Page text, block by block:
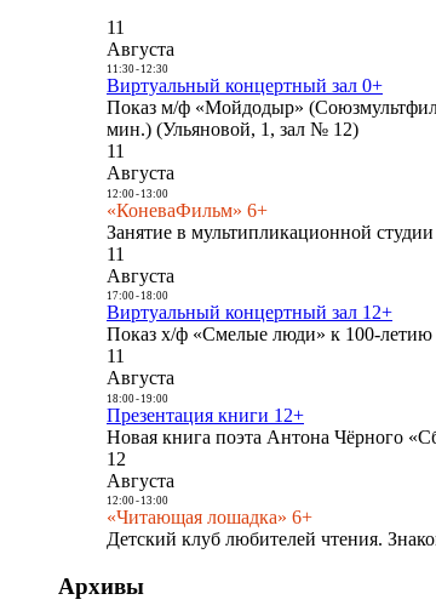
11
Августа
11:30- 12:30
Виртуальный концертный зал 0+
Показ м/ф «Мойдодыр»
мин.) (Ульяновой, 1, зал № 12)
11
Августа
12:00- 13:00
«КоневаФильм» 6+
Занятие в мультипликационной
11
Августа
17:00- 18:00
Виртуальный концертный зал 12+
Показ х/ф «Смелые люди» к 100-летию
11
Августа
18:00- 19:00
Презентация книги 12+
Новая книга поэта Антона Чёрного
12
Августа
12:00- 13:00
«Читающая лошадка» 6+
Детский клуб любителей чтения.
Архивы